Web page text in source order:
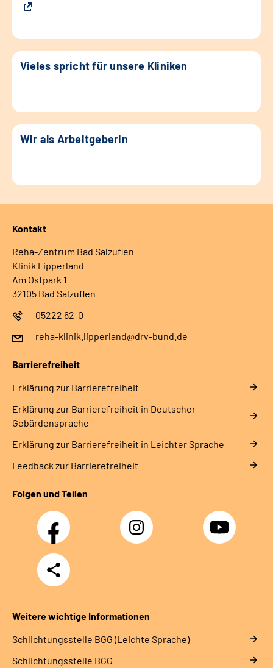
Vieles spricht für unsere Kliniken
Wir als Arbeitgeberin
Kontakt
Reha-Zentrum Bad Salzuflen
Klinik Lipperland
Am Ostpark 1
32105 Bad Salzuflen
05222 62-0
reha-klinik.lipperland@drv-bund.de
Barrierefreiheit
Erklärung zur Barrierefreiheit
Erklärung zur Barrierefreiheit in Deutscher
Gebärdensprache
Erklärung zur Barrierefreiheit in Leichter Sprache
Feedback zur Barrierefreiheit
Folgen und Teilen
Facebook Instagram YouTube
Teilen
Weitere wichtige Informationen
Schlich­tungs­stel­le BGG (Leichte Sprache)
Schlich­tungs­stel­le BGG